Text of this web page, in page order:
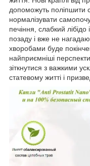
допоможуть поліпшити
нормалізувати
печіння, слабкий
позаду і вже не
хворобами буде
найприємніші
зіткнутися з важкими
статевому житті і